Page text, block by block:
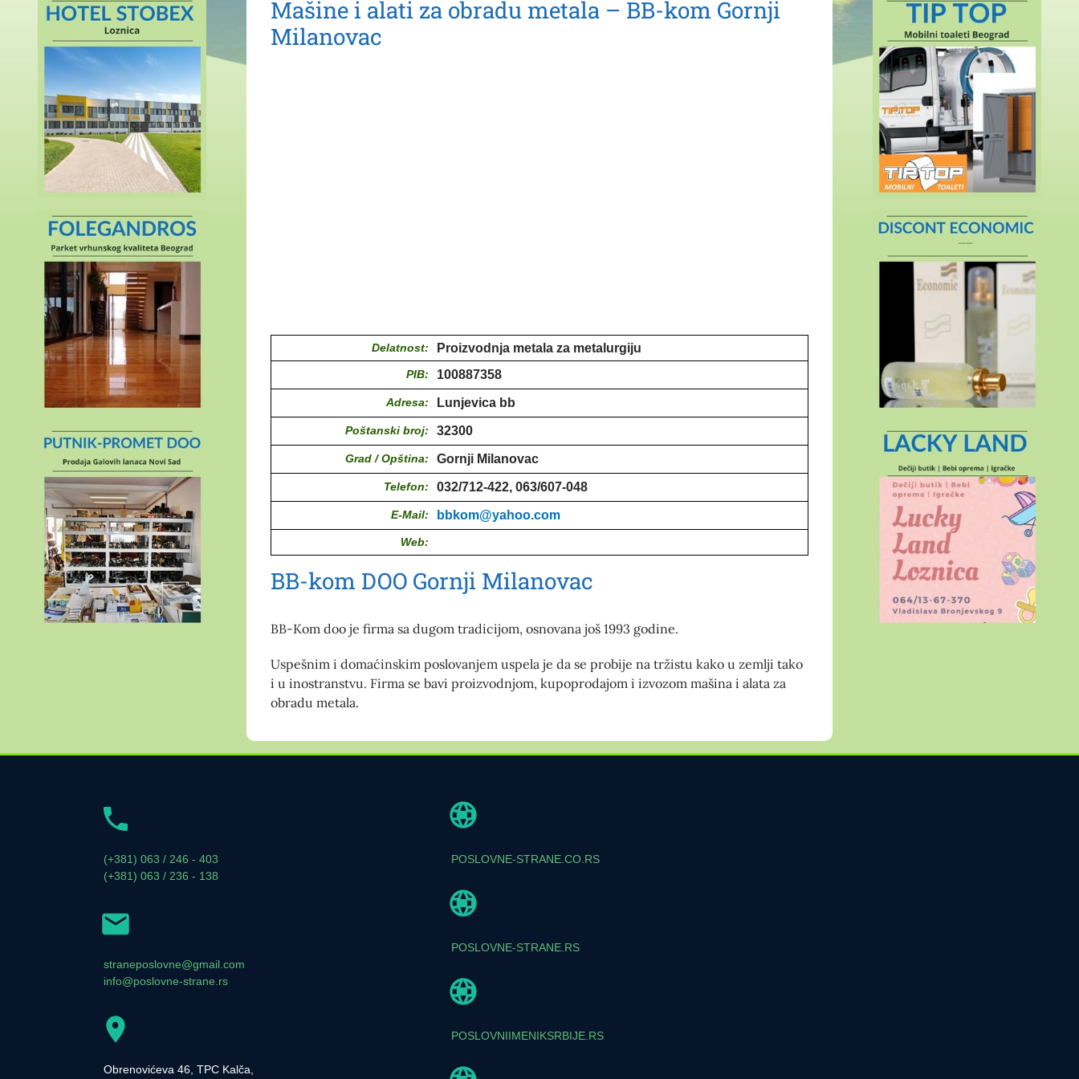
Mašine i alati za obradu metala – BB-kom Gornji
Milanovac
Delatnost: Proizvodnja metala za metalurgiju
PIB: 100887358
Adresa: Lunjevica bb
Poštanski broj: 32300
Grad / Opština: Gornji Milanovac
Telefon: 032/712-422, 063/607-048
E-Mail: bbkom@yahoo.com
Web:
BB-kom DOO Gornji Milanovac
BB-Kom doo je firma sa dugom tradicijom, osnovana još 1993 godine.
Uspešnim i domaćinskim poslovanjem uspela je da se probije na tržistu kako u zemlji tako
i u inostranstvu. Firma se bavi proizvodnjom, kupoprodajom i izvozom mašina i alata za
obradu metala.
(+381) 063 / 246 - 403
(+381) 063 / 236 - 138
straneposlovne@gmail.com
info@poslovne-strane.rs
Obrenovićeva 46, TPC Kalča,
POSLOVNE-STRANE.CO.RS
POSLOVNE-STRANE.RS
POSLOVNIIMENIKSRBIJE.RS